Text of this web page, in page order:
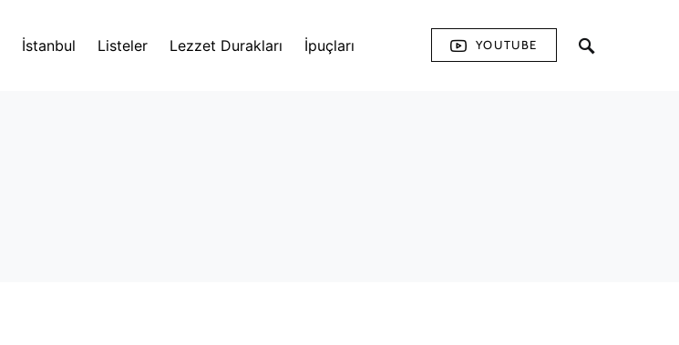
İstanbul Listeler Lezzet Durakları İpuçları YOUTUBE